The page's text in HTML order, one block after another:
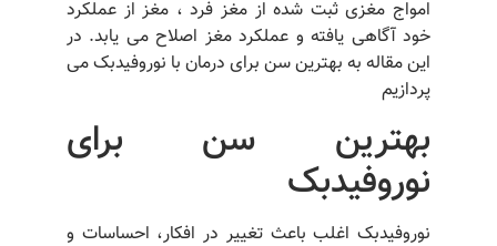
امواج مغزی ثبت شده از مغز فرد ، مغز از عملکرد
خود آگاهی یافته و عملکرد مغز اصلاح می یابد. در
این مقاله به بهترین سن برای درمان با نوروفیدبک می
پردازیم
بهترین سن برای
نوروفیدبک
نوروفیدبک اغلب باعث تغییر در افکار، احساسات و